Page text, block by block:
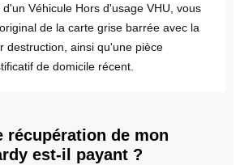
Véhicule Hors d'usage VHU, vous
de la carte grise barrée avec la
destruction, ainsi qu'une pièce
de domicile récent.
récupération de mon
est-il payant ?